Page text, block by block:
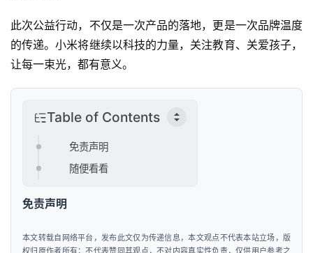
新
科
技
智
此次公益行动，不仅是一次产品的落地，更是一次品牌温度
的传递。小米将继续以科技的力量，关注教育、关爱孩子，
让每一束光，都有意义。
Table of Contents
免责声明
随便看看
免责声明
本文转载自网络平台，发布此文仅为传递信息，本文观点不代表本站立场，版